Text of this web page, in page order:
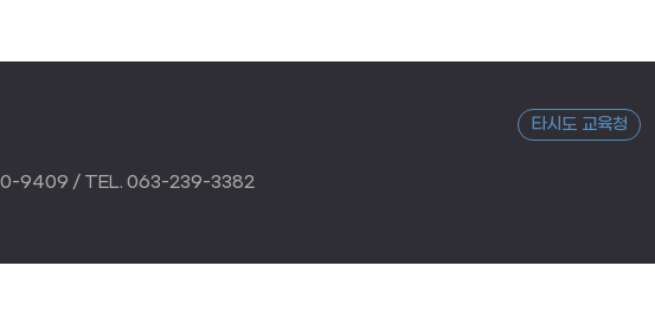
타시도 교육청
220-9409 / TEL. 063-239-3382